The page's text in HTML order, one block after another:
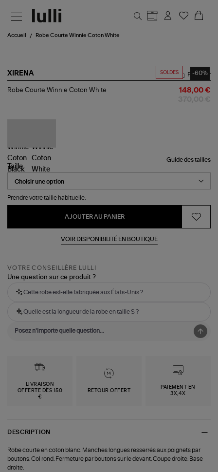
Accueil Robe Courte Winnie Coton White
SOLDES -60%
XIRENA
Robe
Partager
Robe Courte Winnie Coton White 148,00 €
Guide des tailles
Taille
Prendre votre taille habituelle.
AJOUTER AU PANIER
VOIR DISPONIBILITÉ EN BOUTIQUE
VOTRE CONSEILLÈRE LULLI
Une question sur ce produit ?
Cette robe est-elle fabriquée aux États-Unis ?
Quelle est la longueur de la robe en taille S ?
LIVRAISON
OFFERTE DÈS 150
€
RETOUR OFFERT
PAIEMENT EN
3X,4X
DESCRIPTION
Robe courte en coton blanc. Manches longues resserrés aux poignets par
boutons. Col rond. Fermeture par boutons sur le devant. Coupe droite. Base
droite.